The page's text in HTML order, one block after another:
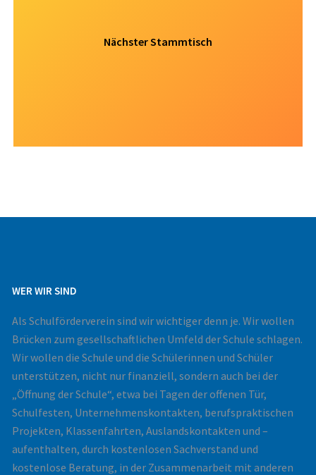
Nächster Stammtisch
WER WIR SIND
Als Schulförderverein sind wir wichtiger denn je. Wir wollen
Brücken zum gesellschaftlichen Umfeld der Schule schlagen.
Wir wollen die Schule und die Schülerinnen und Schüler
unterstützen, nicht nur finanziell, sondern auch bei der
„Öffnung der Schule“, etwa bei Tagen der offenen Tür,
Schulfesten, Unternehmenskontakten, berufspraktischen
Projekten, Klassenfahrten, Auslandskontakten und –
aufenthalten, durch kostenlosen Sachverstand und
kostenlose Beratung, in der Zusammenarbeit mit anderen